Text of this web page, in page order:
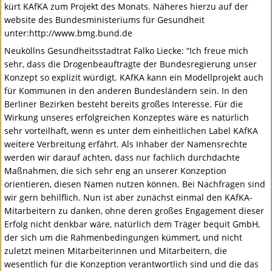
kürt KAfKA zum Projekt des Monats. Näheres hierzu auf der
website des Bundesministeriums für Gesundheit
unter:http://www.bmg.bund.de
Neuköllns Gesundheitsstadtrat Falko Liecke: “Ich freue mich
sehr, dass die Drogenbeauftragte der Bundesregierung unser
Konzept so explizit würdigt. KAfKA kann ein Modellprojekt auch
für Kommunen in den anderen Bundesländern sein. In den
Berliner Bezirken besteht bereits großes Interesse. Für die
Wirkung unseres erfolgreichen Konzeptes wäre es natürlich
sehr vorteilhaft, wenn es unter dem einheitlichen Label KAfKA
weitere Verbreitung erfährt. Als Inhaber der Namensrechte
werden wir darauf achten, dass nur fachlich durchdachte
Maßnahmen, die sich sehr eng an unserer Konzeption
orientieren, diesen Namen nutzen können. Bei Nachfragen sind
wir gern behilflich. Nun ist aber zunächst einmal den KAfKA-
Mitarbeitern zu danken, ohne deren großes Engagement dieser
Erfolg nicht denkbar wäre, natürlich dem Träger bequit GmbH,
der sich um die Rahmenbedingungen kümmert, und nicht
zuletzt meinen Mitarbeiterinnen und Mitarbeitern, die
wesentlich für die Konzeption verantwortlich sind und die das